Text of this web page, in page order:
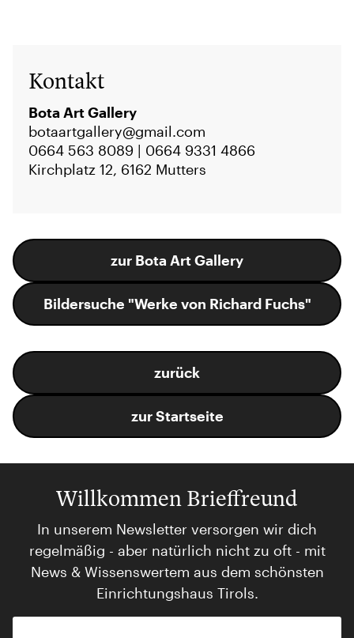
Kontakt
Bota Art Gallery
botaartgallery@gmail.com
0664 563 8089 | 0664 9331 4866
Kirchplatz 12, 6162 Mutters
zur Bota Art Gallery
Bildersuche "Werke von Richard Fuchs"
zurück
zur Startseite
Willkommen Brieffreund
In unserem Newsletter versorgen wir dich
regelmäßig - aber natürlich nicht zu oft - mit
News & Wissenswertem aus dem schönsten
Einrichtungshaus Tirols.